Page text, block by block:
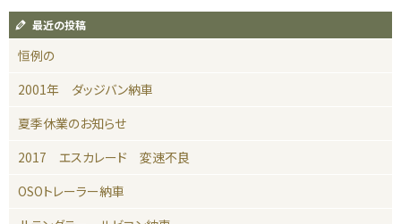
最近の投稿
恒例の
2001年 ダッジバン納車
夏季休業のお知らせ
2017 エスカレード 変速不良
OSOトレーラー納車